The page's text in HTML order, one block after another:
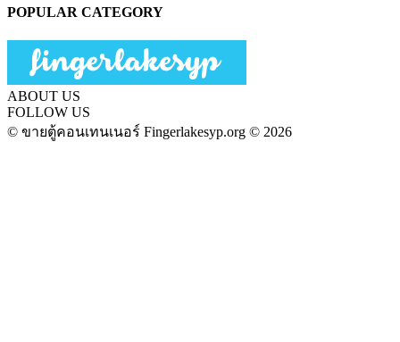
POPULAR CATEGORY
ABOUT US
FOLLOW US
© ขายตู้คอนเทนเนอร์ Fingerlakesyp.org © 2026